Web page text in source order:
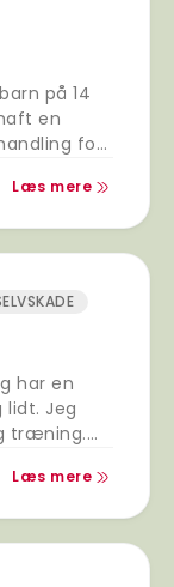
på 14
en
for.
Læs mere
har en
lidt. Jeg
træning.
Læs mere